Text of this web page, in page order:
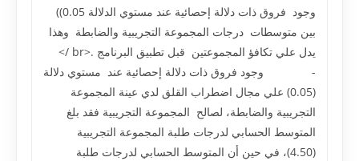
وجود فروق ذات دلالة إحصائية عند مستوي الدلالة 0.05))
بين متوسطات درجات المجموعة التجريبية والضابطة وهذا
يدل علي تکافؤ المجموعتين قبل تطبيق البرنامج .<br />
- وجود فروق ذات دلالة إحصائية عند مستوي دلالة
(0.05) علي مجال اضطراب القلق لدي عينة المجموعة
التجريبية والضابطة، لصالح المجموعة التجريبية فقد بلغ
المتوسط الحسابي لدرجات طلبة المجموعة التجريبية
(4.50)، في حين أن المتوسط الحسابي لدرجات طلبة